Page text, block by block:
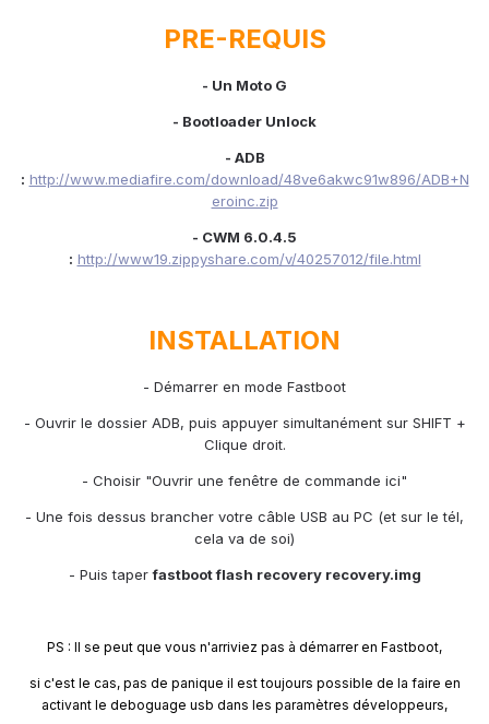
PRE-REQUIS
- Un Moto G
- Bootloader Unlock
- ADB
: http://www.mediafire.com/download/48ve6akwc91w896/ADB+N
eroinc.zip
- CWM 6.0.4.5
: http://www19.zippyshare.com/v/40257012/file.html
INSTALLATION
- Démarrer en mode Fastboot
- Ouvrir le dossier ADB, puis appuyer simultanément sur SHIFT +
Clique droit.
- Choisir "Ouvrir une fenêtre de commande ici"
- Une fois dessus brancher votre câble USB au PC (et sur le tél,
cela va de soi)
- Puis taperfastboot flash recovery recovery.img
PS : Il se peut que vous n'arriviez pas à démarrer en Fastboot,
si c'est le cas, pas de panique il est toujours possible de la faire en
activant le deboguage usb dans les paramètres développeurs,